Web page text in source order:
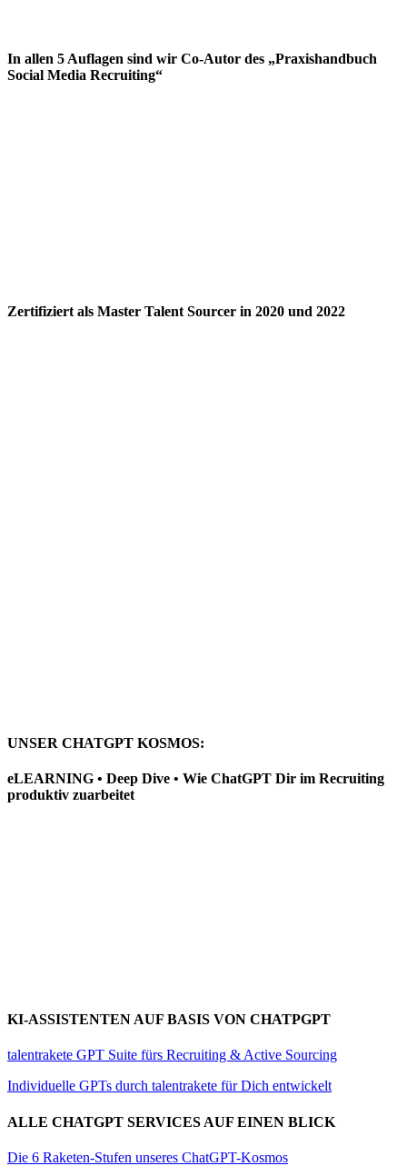
In allen 5 Auflagen sind wir Co-Autor des „Praxishandbuch
Social Media Recruiting“
Zertifiziert als Master Talent Sourcer in 2020 und 2022
UNSER CHATGPT KOSMOS:
eLEARNING • Deep Dive • Wie ChatGPT Dir im Recruiting
produktiv zuarbeitet
KI-ASSISTENTEN AUF BASIS VON CHATPGPT
talentrakete GPT Suite fürs Recruiting & Active Sourcing
Individuelle GPTs durch talentrakete für Dich entwickelt
ALLE CHATGPT SERVICES AUF EINEN BLICK
Die 6 Raketen-Stufen unseres ChatGPT-Kosmos